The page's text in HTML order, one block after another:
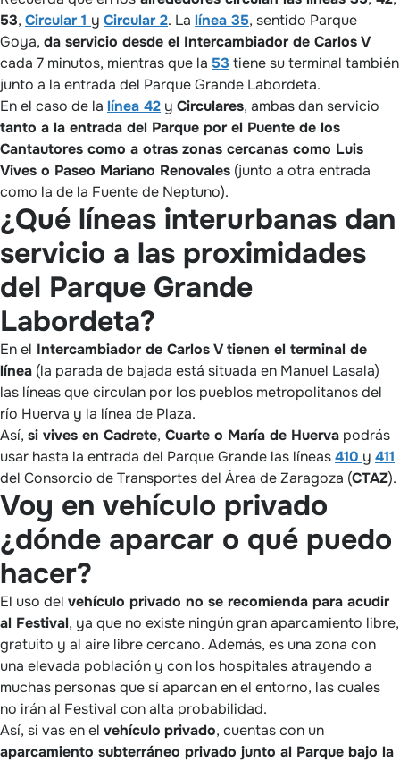
53, Circular 1 y Circular 2. La línea 35, sentido Parque
Goya, da servicio desde el Intercambiador de Carlos V
cada 7 minutos, mientras que la 53 tiene su terminal también
junto a la entrada del Parque Grande Labordeta.
En el caso de la línea 42 y Circulares, ambas dan servicio
tanto a la entrada del Parque por el Puente de los
Cantautores como a otras zonas cercanas como Luis
Vives o Paseo Mariano Renovales (junto a otra entrada
como la de la Fuente de Neptuno).
¿Qué líneas interurbanas dan
servicio a las proximidades
del Parque Grande
Labordeta?
En el Intercambiador de Carlos V tienen el terminal de
línea (la parada de bajada está situada en Manuel Lasala)
las líneas que circulan por los pueblos metropolitanos del
río Huerva y la línea de Plaza.
Así, si vives en Cadrete, Cuarte o María de Huerva podrás
usar hasta la entrada del Parque Grande las líneas410 y 411
del Consorcio de Transportes del Área de Zaragoza (CTAZ).
Voy en vehículo privado
¿dónde aparcar o qué puedo
hacer?
El uso del vehículo privado no se recomienda para acudir
al Festival, ya que no existe ningún gran aparcamiento libre,
gratuito y al aire libre cercano. Además, es una zona con
una elevada población y con los hospitales atrayendo a
muchas personas que sí aparcan en el entorno, las cuales
no irán al Festival con alta probabilidad.
Así, si vas en el vehículo privado, cuentas con un
aparcamiento subterráneo privado junto al Parque bajo la